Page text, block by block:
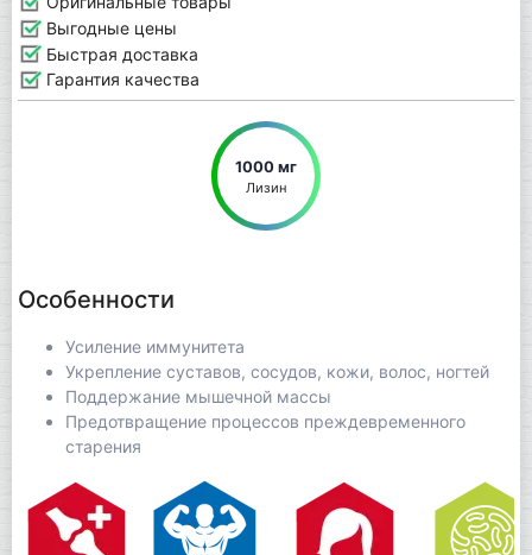
Выгодные цены
Быстрая доставка
Гарантия качества
1000 мг
Лизин
Особенности
Усиление иммунитета
Укрепление суставов, сосудов, кожи, волос, ногтей
Поддержание мышечной массы
Предотвращение процессов преждевременного
старения